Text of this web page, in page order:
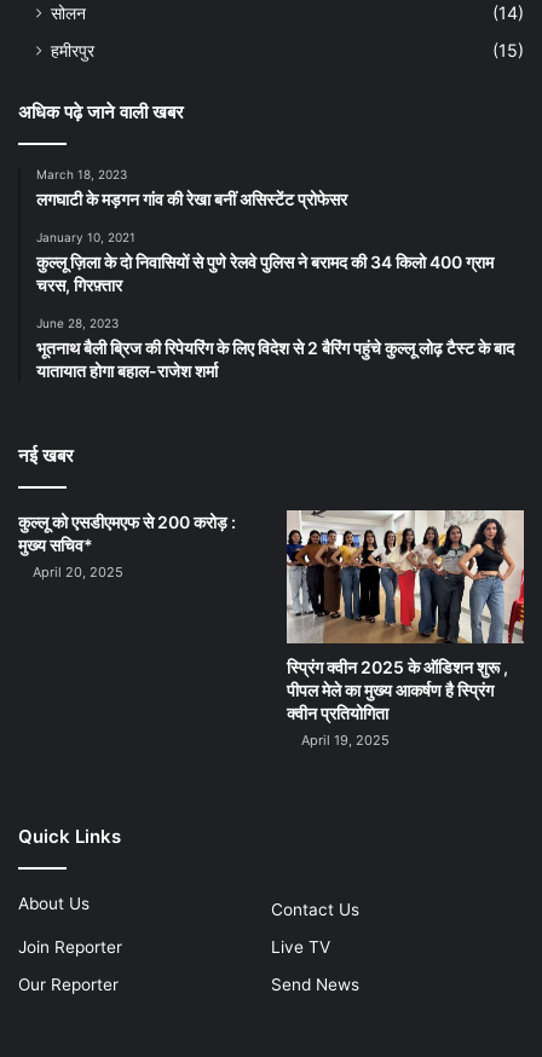
सोलन
(14)
हमीरपुर
(15)
अधिक पढ़े जाने वाली खबर
March 18, 2023
लगघाटी के मड़गन गांव की रेखा बनीं असिस्टेंट प्रोफेसर
January 10, 2021
कुल्लू ज़िला के दो निवासियों से पुणे रेलवे पुलिस ने बरामद की 34 किलो 400 ग्राम
चरस, गिरफ़्तार
June 28, 2023
भूतनाथ बैली ब्रिज की रिपेयरिंग के लिए विदेश से 2 बैरिंग पहुंचे कुल्लू लोढ़ टैस्ट के बाद
यातायात होगा बहाल-राजेश शर्मा
नई खबर
कुल्लू को एसडीएमएफ से 200 करोड़ :
मुख्य सचिव*
April 20, 2025
स्प्रिंग क्वीन 2025 के ऑडिशन शुरू ,
पीपल मेले का मुख्य आकर्षण है स्प्रिंग
क्वीन प्रतियोगिता
April 19, 2025
Quick Links
About Us
Contact Us
Join Reporter
Live TV
Our Reporter
Send News